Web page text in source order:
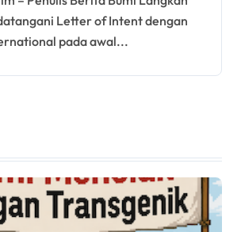
Letter of Intent dengan
pada awal...